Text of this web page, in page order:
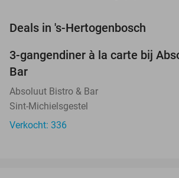
Deals in 's-Hertogenbosch
3-gangendiner à la carte bij
Bar
Absoluut Bistro & Bar
Sint-Michielsgestel
Verkocht: 336